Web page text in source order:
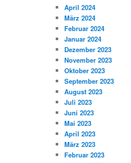
April 2024
März 2024
Februar 2024
Januar 2024
Dezember 2023
November 2023
Oktober 2023
September 2023
August 2023
Juli 2023
Juni 2023
Mai 2023
April 2023
März 2023
Februar 2023